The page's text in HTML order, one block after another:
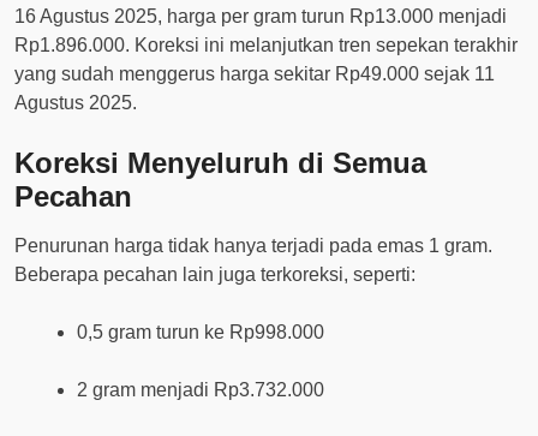
16 Agustus 2025, harga per gram turun Rp13.000 menjadi
Rp1.896.000. Koreksi ini melanjutkan tren sepekan terakhir
yang sudah menggerus harga sekitar Rp49.000 sejak 11
Agustus 2025.
Koreksi Menyeluruh di Semua
Pecahan
Penurunan harga tidak hanya terjadi pada emas 1 gram.
Beberapa pecahan lain juga terkoreksi, seperti:
0,5 gram turun ke Rp998.000
2 gram menjadi Rp3.732.000